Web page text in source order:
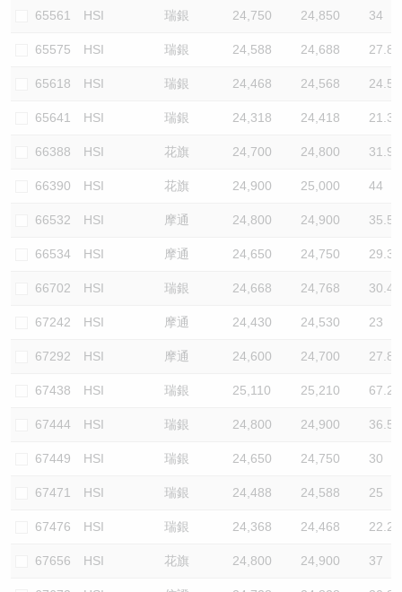
65561 HSI 瑞銀 24,750 24,850 34
65575 HSI 瑞銀 24,588 24,688 27.8
65618 HSI 瑞銀 24,468 24,568 24.5
65641 HSI 瑞銀 24,318 24,418 21.3
66388 HSI 花旗 24,700 24,800 31.9
66390 HSI 花旗 24,900 25,000 44
66532 HSI 摩通 24,800 24,900 35.5
66534 HSI 摩通 24,650 24,750 29.3
66702 HSI 瑞銀 24,668 24,768 30.4
67242 HSI 摩通 24,430 24,530 23
67292 HSI 摩通 24,600 24,700 27.8
67438 HSI 瑞銀 25,110 25,210 67.2
67444 HSI 瑞銀 24,800 24,900 36.5
67449 HSI 瑞銀 24,650 24,750 30
67471 HSI 瑞銀 24,488 24,588 25
67476 HSI 瑞銀 24,368 24,468 22.2
67656 HSI 花旗 24,800 24,900 37